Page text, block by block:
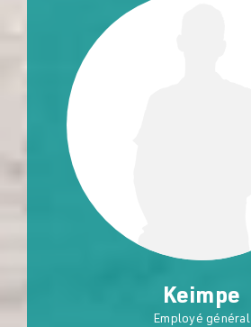
Keimpe
Employé général